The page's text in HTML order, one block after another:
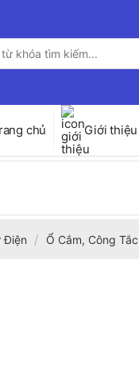
chủ Giới thiệu
Điện / Ổ Cắm, Công Tắc